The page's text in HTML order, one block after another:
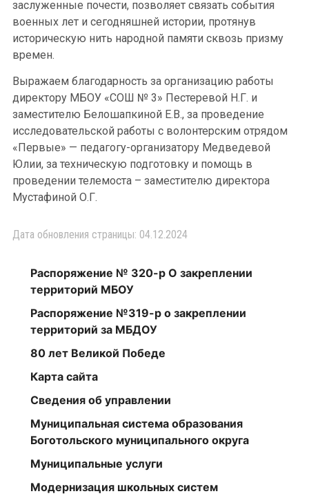
заслуженные почести, позволяет связать события
военных лет и сегодняшней истории, протянув
историческую нить народной памяти сквозь призму
времен.
Выражаем благодарность за организацию работы
директору МБОУ «СОШ № 3» Пестеревой Н.Г. и
заместителю Белошапкиной Е.В., за проведение
исследовательской работы с волонтерским отрядом
«Первые» — педагогу-организатору Медведевой
Юлии, за техническую подготовку и помощь в
проведении телемоста – заместителю директора
Мустафиной О.Г.
Дата обновления страницы: 04.12.2024
Распоряжение № 320-р О закреплении
территорий МБОУ
Распоряжение №319-р о закреплении
территорий за МБДОУ
80 лет Великой Победе
Карта сайта
Сведения об управлении
Муниципальная система образования
Боготольского муниципального округа
Муниципальные услуги
Модернизация школьных систем